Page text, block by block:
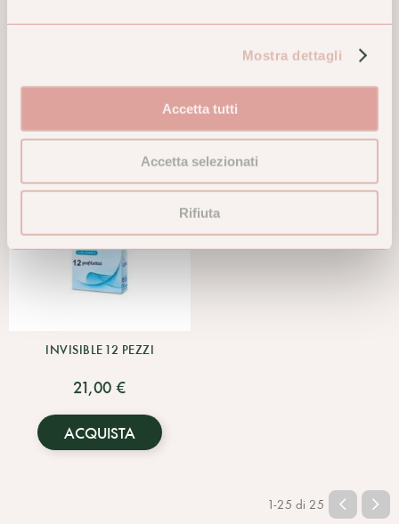
Mostra dettagli
Accetta tutti
Accetta selezionati
Rifiuta
13,50 €
ACQUISTA
INVISIBLE 12 PEZZI
21,00 €
ACQUISTA
1-25 di 25